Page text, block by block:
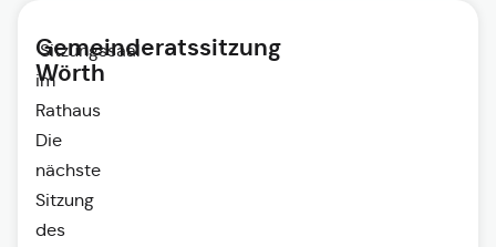
Gemeinderatssitzung
Wörth
Sitzungssaal
im
Rathaus
Die
nächste
Sitzung
des